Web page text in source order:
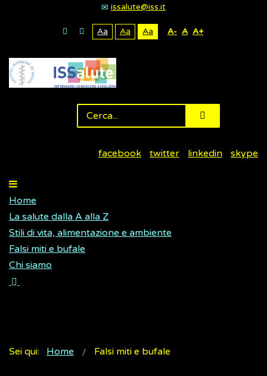
issalute@iss.it
Aa Aa Aa A- A A+
facebook twitter linkedin skype
Home
La salute dalla A alla Z
Stili di vita, alimentazione e ambiente
Falsi miti e bufale
Chi siamo
Sei qui: Home Falsi miti e bufale